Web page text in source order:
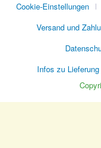
Cookie-Einstellungen
Versand und
Infos zu